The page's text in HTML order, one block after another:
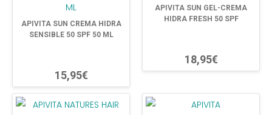
APIVITA SUN CREMA HIDRA
SENSIBLE 50 SPF 50 ML
15,95€
APIVITA SUN GEL-CREMA
HIDRA FRESH 50 SPF
18,95€